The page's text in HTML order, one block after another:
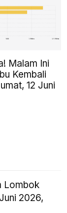
Malam Ini
Kembali
12 Juni
Lombok
2026,